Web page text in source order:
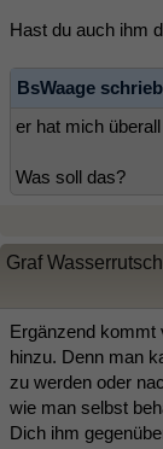
Hast du auch ihm
BsWaage
er hat mich
Was soll das?
Graf
Ergänzend kommt
hinzu. Denn man
zu werden oder
wie man selbst
Dich ihm